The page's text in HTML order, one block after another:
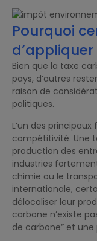
Pourquoi
Bien que la taxe
pays, d’autres
raison de
politiques.
L’un des
compétitivité. Une
production des
industries
chimie ou le
internationale,
délocaliser leur
carbone n’existe
de carbone” et une